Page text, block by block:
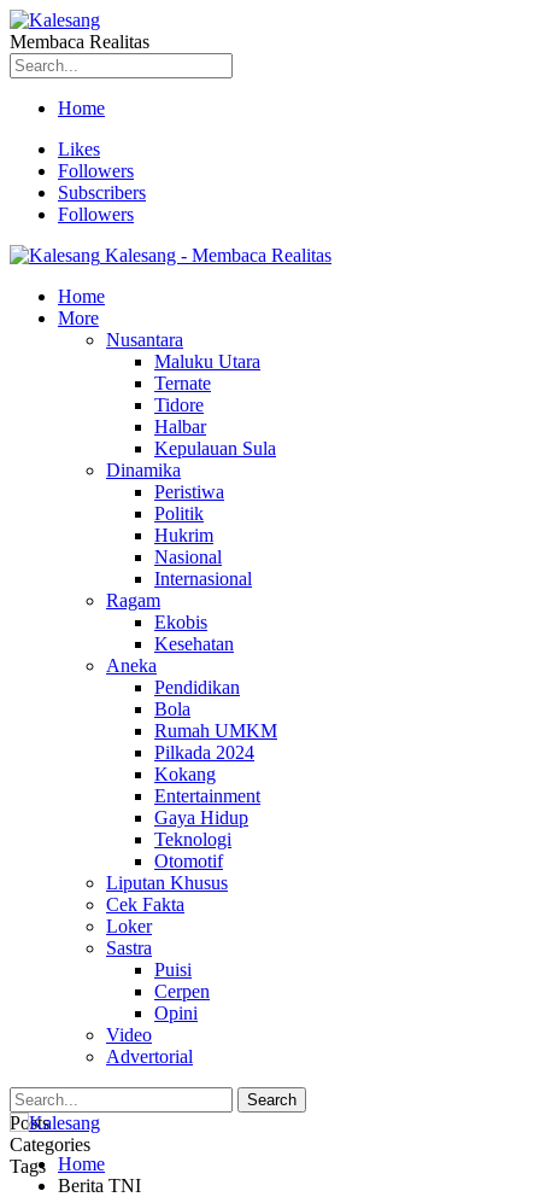
Membaca Realitas
Home
Likes
Followers
Subscribers
Followers
Kalesang - Membaca Realitas
Home
More
Nusantara
Maluku Utara
Ternate
Tidore
Halbar
Kepulauan Sula
Dinamika
Peristiwa
Politik
Hukrim
Nasional
Internasional
Ragam
Ekobis
Kesehatan
Aneka
Pendidikan
Bola
Rumah UMKM
Pilkada 2024
Kokang
Entertainment
Gaya Hidup
Teknologi
Otomotif
Liputan Khusus
Cek Fakta
Loker
Sastra
Puisi
Cerpen
Opini
Video
Advertorial
Posts
Categories
Tags Home
Berita TNI